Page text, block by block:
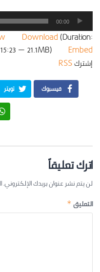
مشغل
الصوت
00:00
Download(Duration:
15:23 — 21.1MB) | Embed
إشتركRSS
فيسبوك تويتر
اترك تعليقاً
لن يتم نشر عنوان بريدك الإلكتروني.
التعليق *